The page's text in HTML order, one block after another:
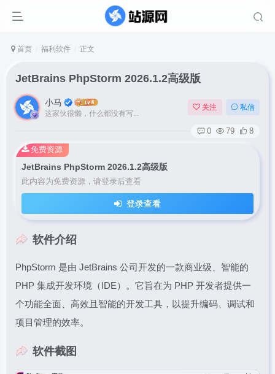
首页 福利软件 正文
JetBrains PhpStorm 2026.1.2高级版
小马
这家伙很懒，什么都没有写...
关注 私信
0 79 8
JetBrains PhpStorm 2026.1.2高级版
此内容为免费资源，请登录后查看
登录查看
免费资源
软件介绍
PhpStorm 是由 JetBrains 公司开发的一款商业级、智能的
PHP 集成开发环境（IDE）。它旨在为 PHP 开发者提供一
个功能全面、高效且智能的开发工具，以提升编码、调试和
项目管理的效率。
软件截图